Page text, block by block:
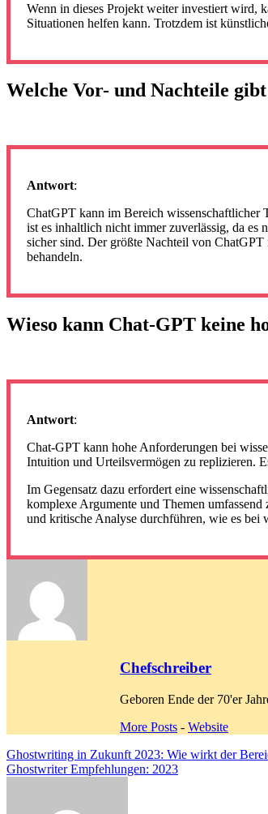
Wenn in dieses Projekt weiter investiert wird,
Situationen helfen kann. Trotzdem ist
Welche Vor- und Nachteile
Antwort:
ChatGPT kann im Bereich wissenschaftlicher
ist es inhaltlich nicht immer zuverlässig, da es
sicher sind. Der größte Nachteil von ChatGPT
behandeln.
Wieso kann Chat-GPT keine
Antwort:
Chat-GPT kann hohe Anforderungen bei
Intuition und Urteilsvermögen zu replizieren.
Im Gegensatz dazu erfordert eine
komplexe Argumente und Themen
und kritische Analyse durchführen, wie es bei
Chefschreiber
Geboren Ende der 70'er
More Posts - Website
Beitragsnavigation
Ghostwriting in Zukunft 2023: Wie wirkt der
Ghostwriter Empfehlungen: 2023